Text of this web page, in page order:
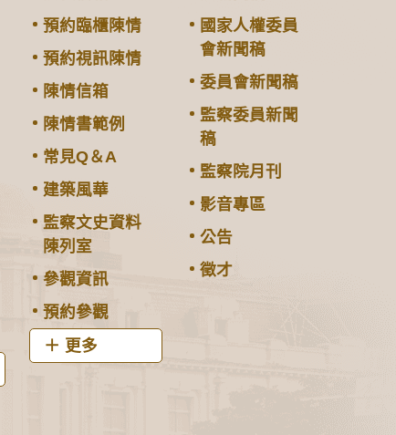
預約臨櫃陳情
預約視訊陳情
陳情信箱
陳情書範例
常見Q＆A
建築風華
監察文史資料
陳列室
參觀資訊
預約參觀
更多
國家人權委員
會新聞稿
委員會新聞稿
監察委員新聞
稿
監察院月刊
影音專區
公告
徵才